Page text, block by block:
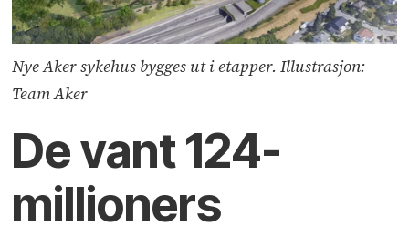
Nye Aker sykehus bygges ut i etapper. Illustrasjon:
Team Aker
De vant 124-
millioners